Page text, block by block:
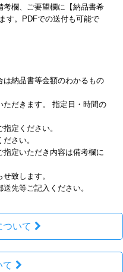
欄、ご要望欄に【納品書希
す。PDFでの送付も可能で
納品書等金額のわかるもの
ただきます。 指定日・時間の
指定ください。
さい。
指定いただき内容は備考欄に
致します。
先等ご記入ください。
ついて
て